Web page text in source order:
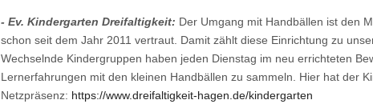
- Ev. Kindergarten Dreifaltigkeit: Der Umgang mit Handbällen ist den
schon seit dem Jahr 2011 vertraut. Damit zählt diese Einrichtung zu
Wechselnde Kindergruppen haben jeden Dienstag im neu errichteten
Lernerfahrungen mit den kleinen Handbällen zu sammeln. Hier hat der
Netzpräsenz: https://www.dreifaltigkeit-hagen.de/kindergarten